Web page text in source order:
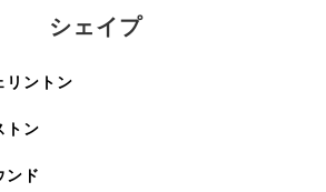
シェイプ
リントン
トン
ンド